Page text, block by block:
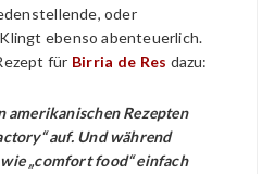
oder
ebenso abenteuerlich.
für Birria de Res dazu:
amerikanischen Rezepten
auf. Und während
„comfort food“ einfach